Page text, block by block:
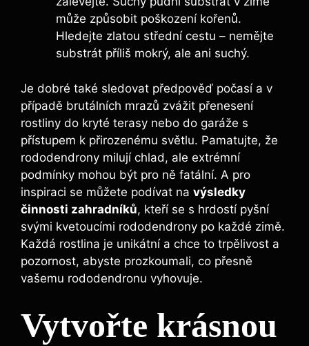
může způsobit poškození kořenů.
Hledejte zlatou střední cestu – nemějte
substrát příliš mokrý, ale ani suchý.
Je dobré také sledovat předpověď počasí a v
případě brutálních mrazů zvážit přenesení
rostliny do kryté terasy nebo do garáže s
přístupem k přirozenému světlu. Pamatujte, že
rododendrony milují chlad, ale extrémní
podmínky mohou být pro ně fatální. A pro
inspiraci se můžete podívat na výsledky
činnosti zahradníků, kteří se s hrdostí pyšní
svými kvetoucími rododendrony po každé zimě.
Každá rostlina je unikátní a chce to trpělivost a
pozornost, abyste prozkoumali, co přesně
vašemu rododendronu vyhovuje.
Vytvořte krásnou